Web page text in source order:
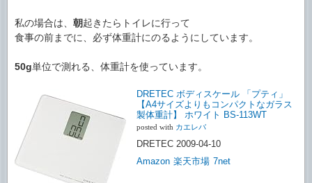
私の場合は、 朝起きたらトイレに行って
食事の前までに、必ず体重計にのるようにしています。
50g単位で測れる、体重計を使っています。
DRETEC ボディスケール 「プティ」
【A4サイズよりもコンパクトなガラス
製体重計】 ホワイト BS-113WT
posted with カエレバ
DRETEC 2009-04-10
Amazon 楽天市場 7net